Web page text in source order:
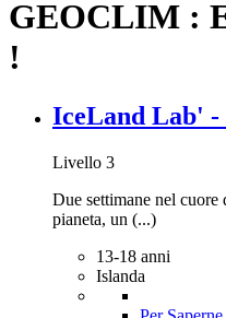
GEOCLIM :
!
IceLand Lab'
Livello 3
Due settimane nel
pianeta, un (...)
13-18 anni
Islanda